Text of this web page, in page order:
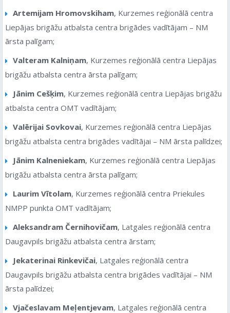
Artemijam Hromovskiham, Kurzemes reģionālā centra
Liepājas brigāžu atbalsta centra brigādes vadītājam – NM
ārsta palīgam;
Valteram Kalniņam, Kurzemes reģionālā centra Liepājas
brigāžu atbalsta centra ārsta palīgam;
Jānim Cešķim, Kurzemes reģionālā centra Liepājas brigāžu
atbalsta centra OMT vadītājam;
Valērijai Sovkovai, Kurzemes reģionālā centra Liepājas
brigāžu atbalsta centra brigādes vadītājai – NM ārsta palīdzei;
Jānim Kalneniekam, Kurzemes reģionālā centra Liepājas
brigāžu atbalsta centra ārsta palīgam;
Laurim Vītolam, Kurzemes reģionālā centra Priekules
NMPP punkta OMT vadītājam;
Aleksandram Černihovičam, Latgales reģionālā centra
Daugavpils brigāžu atbalsta centra ārstam;
Jekaterinai Rinkevičai, Latgales reģionālā centra
Daugavpils brigāžu atbalsta centra brigādes vadītājai – NM
ārsta palīdzei;
Vjačeslavam Meļentjevam, Latgales reģionālā centra